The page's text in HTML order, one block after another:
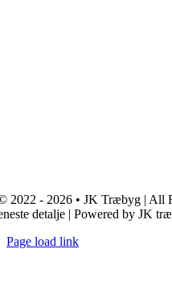
2022 - 2026 • JK Træbyg | All
detalje | Powered by JK
Page load link